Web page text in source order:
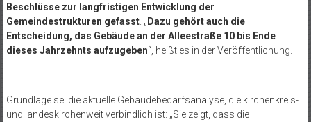
Beschlüsse zur langfristigen Entwicklung der
Gemeindestrukturen gefasst. „ Dazu gehört auch die
Entscheidung, das Gebäude an der Alleestraße 10 bis Ende
dieses Jahrzehnts aufzugeben“, heißt es in der Veröffentlichung.
Grundlage sei die aktuelle Gebäudebedarfsanalyse, die kirchenkreis-
und landeskirchenweit verbindlich ist: „Sie zeigt, dass die